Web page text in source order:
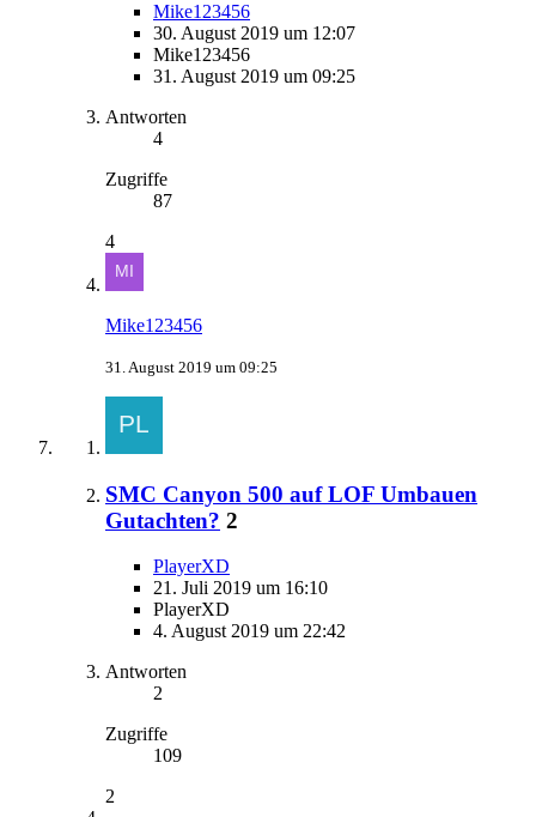
Mike123456
30. August 2019 um 12:07
Mike123456
31. August 2019 um 09:25
Antworten
4
Zugriffe
87
4
Mike123456
31. August 2019 um 09:25
SMC Canyon 500 auf LOF Umbauen
Gutachten? 2
PlayerXD
21. Juli 2019 um 16:10
PlayerXD
4. August 2019 um 22:42
Antworten
2
Zugriffe
109
2